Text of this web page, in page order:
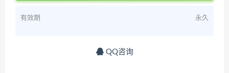
有效期 永久
QQ咨询